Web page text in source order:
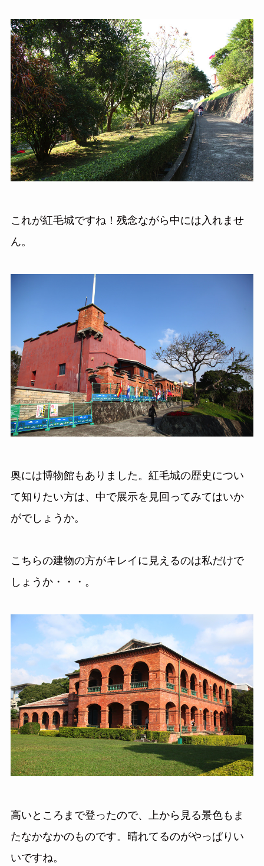
これが紅毛城ですね！残念ながら中には入れませ
ん。
奥には博物館もありました。紅毛城の歴史につい
て知りたい方は、中で展示を見回ってみてはいか
がでしょうか。
こちらの建物の方がキレイに見えるのは私だけで
しょうか・・・。
高いところまで登ったので、上から見る景色もま
たなかなかのものです。晴れてるのがやっぱりい
いですね。